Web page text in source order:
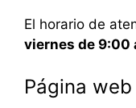
El horario de
viernes de 9:00
Página web